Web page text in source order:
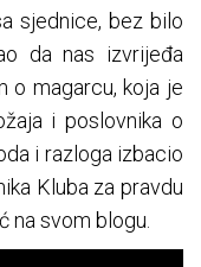
sjednice, bez bilo
da nas izvrijeđa
o magarcu, koja je
i poslovnika o
i razloga izbacio
Kluba za pravdu
na svom blogu.